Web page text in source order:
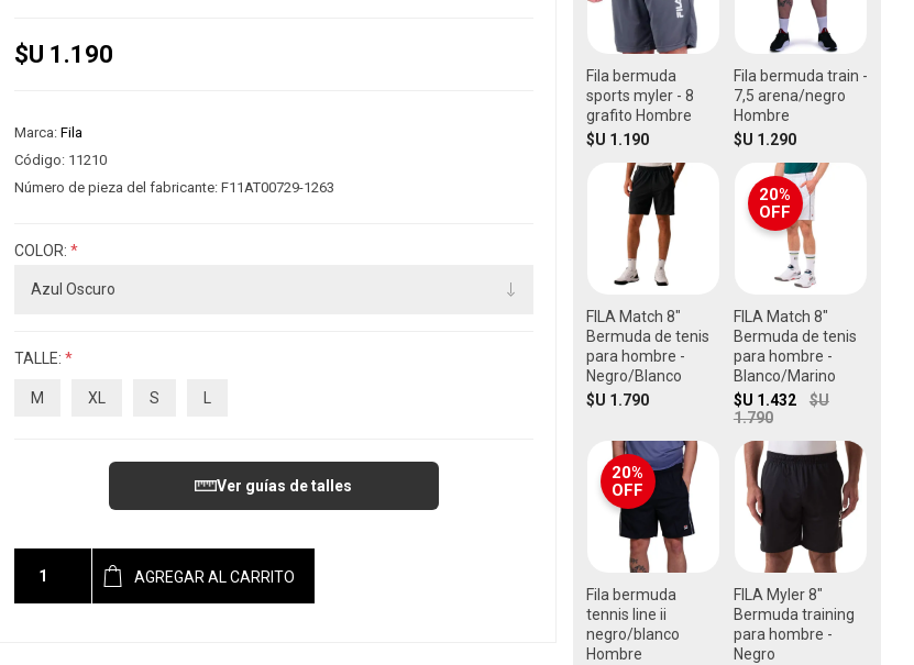
$U 1.190
Marca: Fila
Código: 11210
Número de pieza del fabricante: F11AT00729-1263
COLOR: *
TALLE: *
M XL S L
Ver guías de talles
AGREGAR AL CARRITO
Fila bermuda
sports myler - 8
grafito Hombre
$U 1.190
Fila bermuda train -
7,5 arena/negro
Hombre
$U 1.290
FILA Match 8"
Bermuda de tenis
para hombre -
Negro/Blanco
$U 1.790
20%
OFF
FILA Match 8"
Bermuda de tenis
para hombre -
Blanco/Marino
$U 1.432
$U
1.790
20%
OFF
Fila bermuda
tennis line ii
negro/blanco
Hombre
FILA Myler 8"
Bermuda training
para hombre -
Negro